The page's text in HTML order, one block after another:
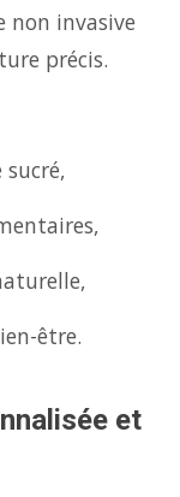
non invasive
précis.
être.
et